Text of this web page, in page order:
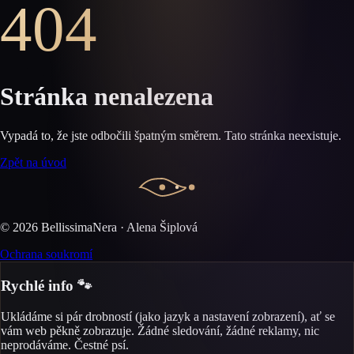
404
Stránka nenalezena
Vypadá to, že jste odbočili špatným směrem. Tato stránka neexistuje.
Zpět na úvod
© 2026 BellissimaNera · Alena Šiplová
Ochrana soukromí
Rychlé info 🐾
Ukládáme si pár drobností (jako jazyk a nastavení zobrazení), ať se
vám web pěkně zobrazuje. Žádné sledování, žádné reklamy, nic
neprodáváme. Čestné psí.